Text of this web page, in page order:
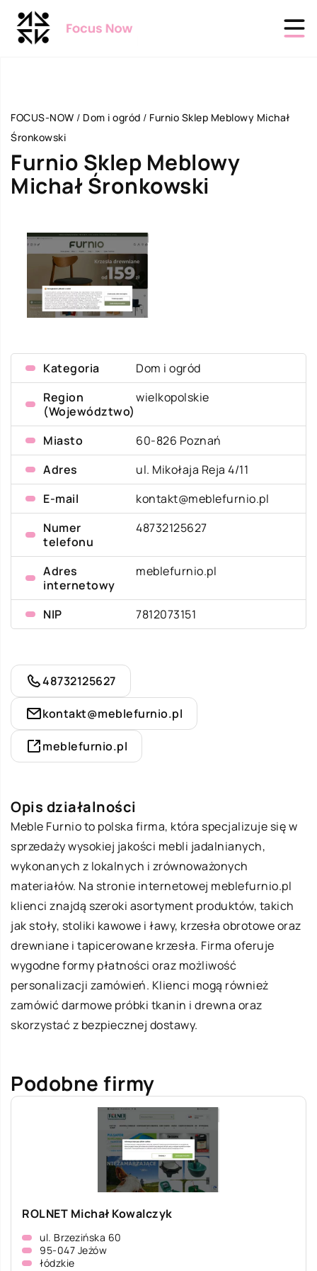
FOCUS-NOW / Dom i ogród / Furnio Sklep Meblowy Michał
Śronkowski
Furnio Sklep Meblowy
Michał Śronkowski
Kategoria
Dom i ogród
Region
(Województwo)
wielkopolskie
Miasto
60-826 Poznań
Adres
ul. Mikołaja Reja 4/11
E-mail
kontakt@meblefurnio.pl
Numer
telefonu
48732125627
Adres
internetowy
meblefurnio.pl
NIP 7812073151
48732125627
kontakt@meblefurnio.pl
meblefurnio.pl
Opis działalności
Meble Furnioto polska firma, która specjalizuje się w
sprzedaży wysokiej jakości mebli jadalnianych,
wykonanych z lokalnych i zrównoważonych
materiałów. Na stronie internetowej meblefurnio.pl
klienci znajdą szeroki asortyment produktów, takich
jak stoły, stoliki kawowe i ławy, krzesła obrotowe oraz
drewniane i tapicerowane krzesła. Firma oferuje
wygodne formy płatności oraz możliwość
personalizacji zamówień. Klienci mogą również
zamówić darmowe próbki tkanin i drewna oraz
skorzystać z bezpiecznej dostawy.
Podobne firmy
ROLNET Michał Kowalczyk
ul. Brzezińska 60
95-047 Jeżów
łódzkie